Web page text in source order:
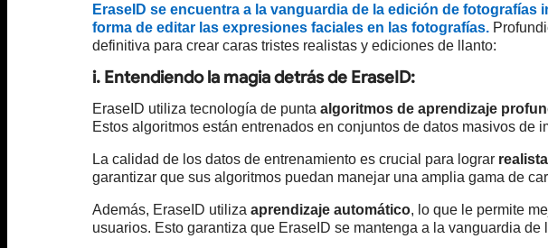
EraseID se encuentra a la vanguardia de la edición de
forma de editar las expresiones faciales en las fotografías.
definitiva para crear caras tristes realistas y ediciones de llanto:
i. Entendiendo la magia detrás de EraseID:
EraseID utiliza tecnología de punta algoritmos de aprendizaje
Estos algoritmos están entrenados en conjuntos de datos masivos de
La calidad de los datos de entrenamiento es crucial para lograr realista
garantizar que sus algoritmos puedan manejar una amplia gama de
Además, EraseID utiliza aprendizaje automático, lo que le permite
usuarios. Esto garantiza que EraseID se mantenga a la vanguardia